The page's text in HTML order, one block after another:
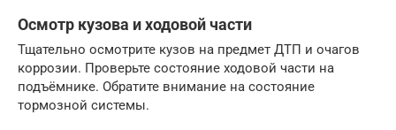
Осмотр кузова и ходовой части
Тщательно осмотрите кузов на предмет ДТП и очагов
коррозии. Проверьте состояние ходовой части на
подъёмнике. Обратите внимание на состояние
тормозной системы.